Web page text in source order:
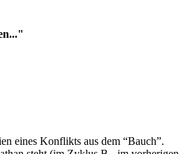
eines Konflikts aus dem “Bauch”.